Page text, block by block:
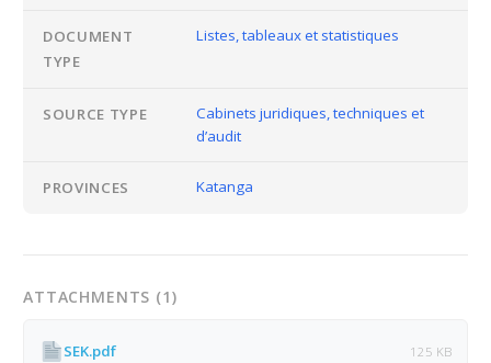
DOCUMENT
TYPE
Listes, tableaux et statistiques
SOURCE TYPE
Cabinets juridiques, techniques et
d’audit
PROVINCES Katanga
ATTACHMENTS (1)
SEK.pdf 125 KB